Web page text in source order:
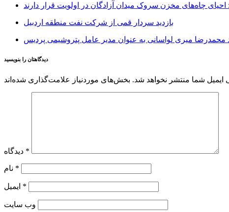
چاه‌های مخزن سروک میدان آزادگان در اولویت قرار دارند
بازدید سردار قمی از شرکت نفت منطقه اردبیل
محمدرضا میری لواسانی به عنوان مدیر عامل پتروشیمی پردیس
دیدگاهتان را بنویسید
ایمیل شما منتشر نخواهد شد.
*
*
*
وب‌ سایت